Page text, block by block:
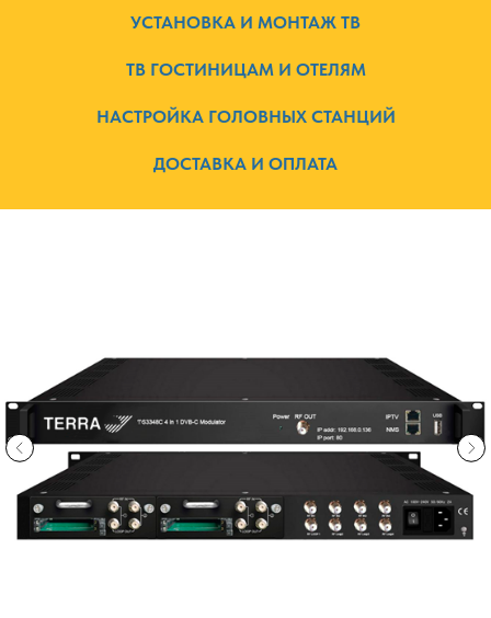
УСТАНОВКА И МОНТАЖ ТВ
ТВ ГОСТИНИЦАМ И ОТЕЛЯМ
НАСТРОЙКА ГОЛОВНЫХ СТАНЦИЙ
ДОСТАВКА И ОПЛАТА